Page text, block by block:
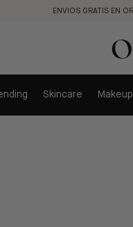
ENVIOS GRATIS EN
Skincare Makeup